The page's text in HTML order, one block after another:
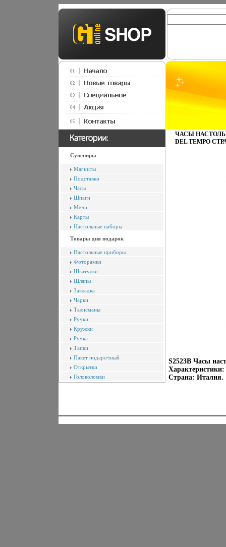
Сувениры
Магниты
Подставки
Часы
Шпаги
Мечи
Карты
Настольные наборы
Товары дня подарок
Настольные приборы
Фоторамки
Шкатулки
Шляпы
Закладка
Чарки
Талисманы
Ручки
Кружки
Ручка
Тапки
Пакет подарочный
Открытки
Головоломки
ЧАСЫ
DEL TEMPO
S2523B Часы
Страна: Италия.